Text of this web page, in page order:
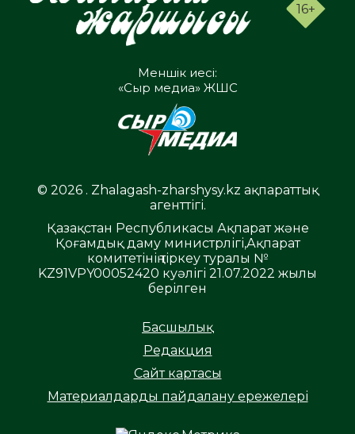
16+
Меншік иесі:
«Сыр медиа» ЖШС
© 2026 . Zhalagash-zharshysy.kz ақпараттық
агенттігі.
Қазақстан Республикасы Ақпарат және
Қоғамдық даму министрлігі,Ақпарат
комитетінің тіркеу туралы №
KZ91VPY00052420 куәлігі 21.07.2022 жылы
берілген
Басшылық
Редакция
Сайт картасы
Материалдарды пайдалану ережелері